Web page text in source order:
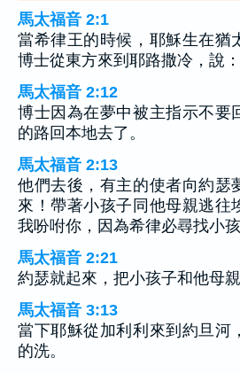
馬太福音 2:1
當希律王的時候，耶穌生在猶
博士從東方來到耶路撒冷，說：
馬太福音 2:12
博士因為在夢中被主指示不要
的路回本地去了。
馬太福音 2:13
他們去後，有主的使者向約瑟
來！帶著小孩子同他母親逃往
我吩咐你，因為希律必尋找小
馬太福音 2:21
約瑟就起來，把小孩子和他母
馬太福音 3:13
當下耶穌從加利利來到約旦河
的洗。